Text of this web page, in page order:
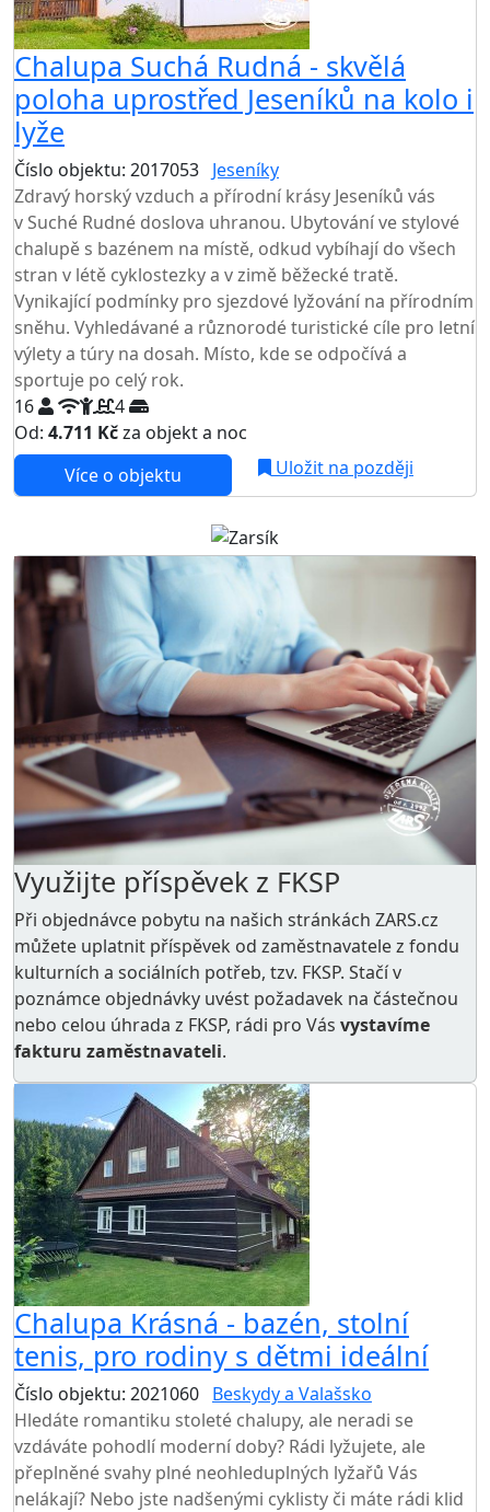
Chalupa Suchá Rudná - skvělá
poloha uprostřed Jeseníků na kolo i
lyže
Číslo objektu: 2017053 Jeseníky
Zdravý horský vzduch a přírodní krásy Jeseníků vás
v Suché Rudné doslova uhranou. Ubytování ve stylové
chalupě s bazénem na místě, odkud vybíhají do všech
stran v létě cyklostezky a v zimě běžecké tratě.
Vynikající podmínky pro sjezdové lyžování na přírodním
sněhu. Vyhledávané a různorodé turistické cíle pro letní
výlety a túry na dosah. Místo, kde se odpočívá a
sportuje po celý rok.
16
4
Od: 4.711 Kčza objekt a noc
Více o objektu
Uložit na později
Využijte příspěvek z FKSP
Při objednávce pobytu na našich stránkách ZARS.cz
můžete uplatnit příspěvek od zaměstnavatele z fondu
kulturních a sociálních potřeb, tzv. FKSP. Stačí v
poznámce objednávky uvést požadavek na částečnou
nebo celou úhrada z FKSP, rádi pro Vás vystavíme
fakturu zaměstnavateli.
Chalupa Krásná - bazén, stolní
tenis, pro rodiny s dětmi ideální
Číslo objektu: 2021060 Beskydy a Valašsko
Hledáte romantiku stoleté chalupy, ale neradi se
vzdáváte pohodlí moderní doby? Rádi lyžujete, ale
přeplněné svahy plné neohleduplných lyžařů Vás
nelákají? Nebo jste nadšenými cyklisty či máte rádi klid